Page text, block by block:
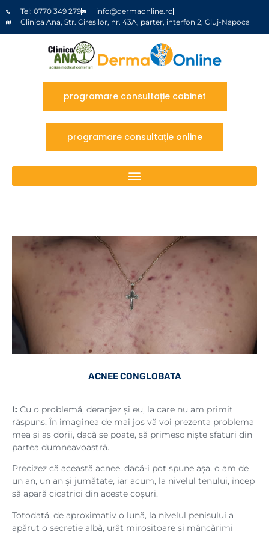
Tel: 0770 349 279
info@dermaonline.ro
Clinica Ana, Str. Ciresilor, nr. 43A, parter, interfon 2, Cluj-Napoca
programare consultație cabinet
programare consultație online
ACNEE CONGLOBATA
I: Cu o problemă, deranjez și eu, la care nu am primit
răspuns. În imaginea de mai jos vă voi prezenta problema
mea și aș dorii, dacă se poate, să primesc niște sfaturi din
partea dumneavoastră.
Precizez că această acnee, dacă-i pot spune așa, o am de
un an, un an și jumătate, iar acum, la nivelul tenului, încep
să apară cicatrici din aceste coșuri.
Totodată, de aproximativ o lună, la nivelul penisului a
apărut o secreție albă, urât mirositoare și mâncărimi